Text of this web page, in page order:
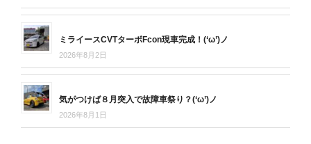
ミライースCVTターボFcon現車完成！(‘ω’)ノ
2026年8月2日
気がつけば８月突入で故障車祭り？(‘ω’)ノ
2026年8月1日